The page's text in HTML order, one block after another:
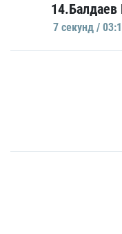
14.Балдаев
7 секунд /